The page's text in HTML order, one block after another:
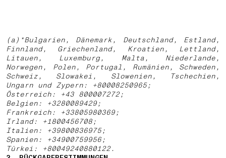
(a)*Bulgarien, Dänemark, Deutschland, Estland,
Finnland, Griechenland, Kroatien, Lettland,
Litauen, Luxemburg, Malta, Niederlande,
Norwegen, Polen, Portugal, Rumänien, Schweden,
Schweiz, Slowakei, Slowenien, Tschechien,
Ungarn und Zypern: +80008250965;
Österreich: +43 800007272;
Belgien: +3280089429;
Frankreich: +33805980369;
Irland: +1800456708;
Italien: +39800836975;
Spanien: +34900759956;
Türkei: +80049240880122.